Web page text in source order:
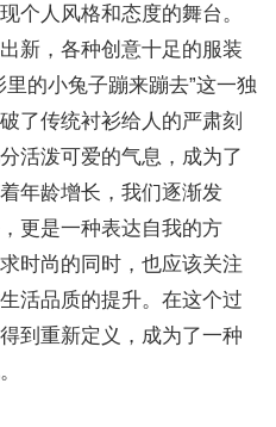
个人风格和态度的舞台。
新，各种创意十足的服装
的小兔子蹦来蹦去”这一独
了传统衬衫给人的严肃刻
活泼可爱的气息，成为了
年龄增长，我们逐渐发
更是一种表达自我的方
时尚的同时，也应该关注
活品质的提升。在这个过
到重新定义，成为了一种